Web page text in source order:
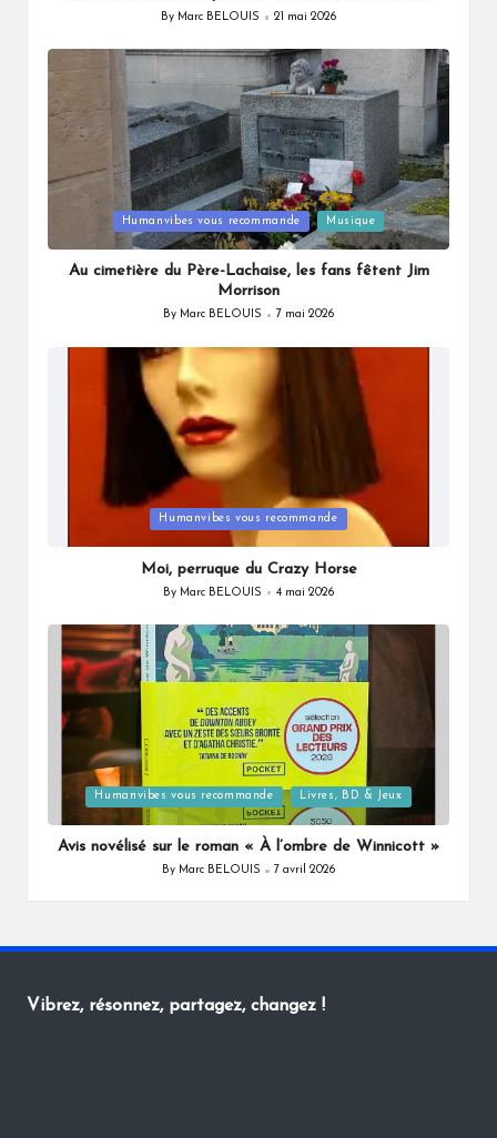
Posted
By Marc BELOUIS 21 mai 2026
Humanvibes vous recommande Musique
Au cimetière du Père-Lachaise, les fans fêtent Jim
Morrison
Posted
By Marc BELOUIS 7 mai 2026
Humanvibes vous recommande
Moi, perruque du Crazy Horse
Posted
By Marc BELOUIS 4 mai 2026
Posted
in
Humanvibes vous recommande Livres, BD & Jeux
Avis novélisé sur le roman « À l’ombre de Winnicott »
Posted
By Marc BELOUIS 7 avril 2026
Vibrez, résonnez, partagez, changez !